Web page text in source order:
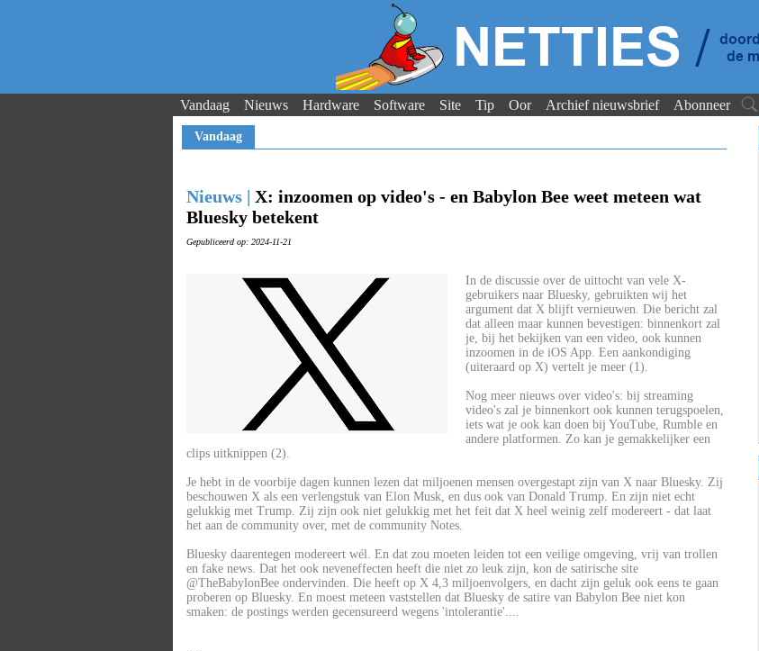
Vandaag Nieuws Hardware Software Site Tip Oor Archief nieuwsbrief Abonneer
Vandaag
Nieuws | X: inzoomen op video's - en Babylon Bee weet meteen wat
Bluesky betekent
Gepubliceerd op: 2024-11-21
In de discussie over de uittocht van vele X-
gebruikers naar Bluesky, gebruikten wij het
argument dat X blijft vernieuwen. Die bericht zal
dat alleen maar kunnen bevestigen: binnenkort zal
je, bij het bekijken van een video, ook kunnen
inzoomen in de iOS App. Een aankondiging
(uiteraard op X) vertelt je meer (1).
Nog meer nieuws over video's: bij streaming
video's zal je binnenkort ook kunnen terugspoelen,
iets wat je ook kan doen bij YouTube, Rumble en
andere platformen. Zo kan je gemakkelijker een
clips uitknippen (2).
Je hebt in de voorbije dagen kunnen lezen dat miljoenen mensen overgestapt zijn van X naar Bluesky. Zij
beschouwen X als een verlengstuk van Elon Musk, en dus ook van Donald Trump. En zijn niet echt
gelukkig met Trump. Zij zijn ook niet gelukkig met het feit dat X heel weinig zelf modereert - dat laat
het aan de community over, met de community Notes.
Bluesky daarentegen modereert wél. En dat zou moeten leiden tot een veilige omgeving, vrij van trollen
en fake news. Dat het ook neveneffecten heeft die niet zo leuk zijn, kon de satirische site
@TheBabylonBee ondervinden. Die heeft op X 4,3 miljoenvolgers, en dacht zijn geluk ook eens te gaan
proberen op Bluesky. En moest meteen vaststellen dat Bluesky de satire van Babylon Bee niet kon
smaken: de postings werden gecensureerd wegens 'intolerantie'....